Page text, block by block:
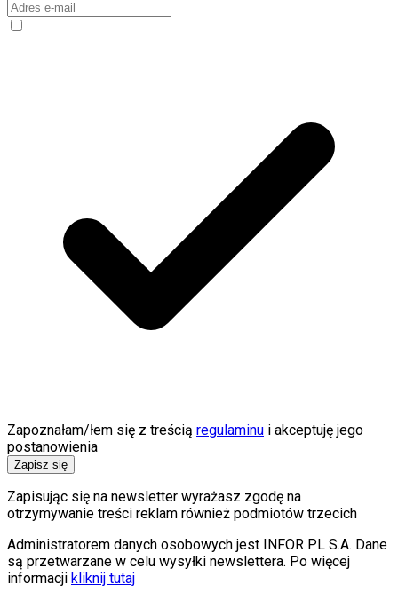
Zapoznałam/łem się z treścią regulaminu i akceptuję jego
postanowienia
Zapisz się
Zapisując się na newsletter wyrażasz zgodę na
otrzymywanie treści reklam również podmiotów trzecich
Administratorem danych osobowych jest INFOR PL S.A. Dane
są przetwarzane w celu wysyłki newslettera. Po więcej
informacji kliknij tutaj